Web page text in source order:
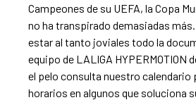
Campeones de su UEFA, la Copa
no ha transpirado demasiadas
estar al tanto joviales todo la
equipo de LALIGA HYPERMOTION
el pelo consulta nuestro calendario
horarios en algunos que soluciona